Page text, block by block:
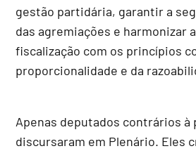
gestão partidária, garantir a
das agremiações e harmonizar
fiscalização com os princípios
proporcionalidade e da
Apenas deputados contrários à
discursaram em Plenário. Eles